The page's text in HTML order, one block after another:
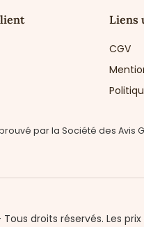
Liens
CGV
par la Société des Avis
Tous droits réservés. Les